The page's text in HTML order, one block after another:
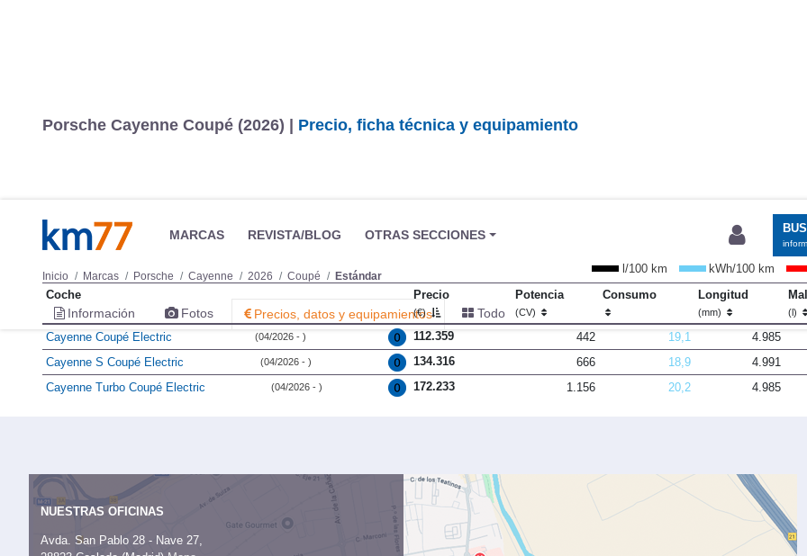
MARCAS REVISTA/BLOG OTRAS SECCIONES
Inicio Marcas Porsche Cayenne 2026 Coupé Estándar
Información Fotos Precios, datos y equipamientos Todo
Porsche Cayenne Coupé (2026) | Precio, ficha técnica y equipamiento
l/100 km kWh/100 km
Coche
Precio
(€)
Potencia
(CV)
Consumo Longitud
(mm) (l)
Cayenne Coupé Electric (04/2026 - ) 112.359 442 19,1 4.985
Cayenne S Coupé Electric
(04/2026 - ) 134.316 666 18,9 4.991
Cayenne Turbo Coupé Electric
(04/2026 - ) 172.233 1.156 20,2 4.985
NUESTRAS OFICINAS
Avda. San Pablo 28 - Nave 27,